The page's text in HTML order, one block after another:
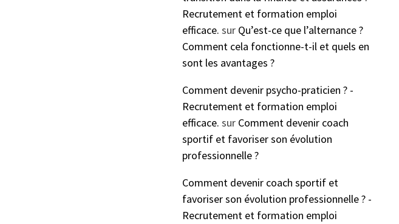
Recrutement et formation emploi
efficace. sur Qu’est-ce que l’alternance ?
Comment cela fonctionne-t-il et quels en
sont les avantages ?
Comment devenir psycho-praticien ? -
Recrutement et formation emploi
efficace. sur Comment devenir coach
sportif et favoriser son évolution
professionnelle ?
Comment devenir coach sportif et
favoriser son évolution professionnelle ? -
Recrutement et formation emploi